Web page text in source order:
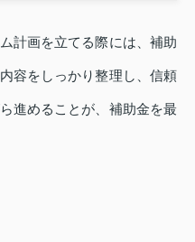
計画を立てる際には、補助
容をしっかり整理し、信頼
進めることが、補助金を最